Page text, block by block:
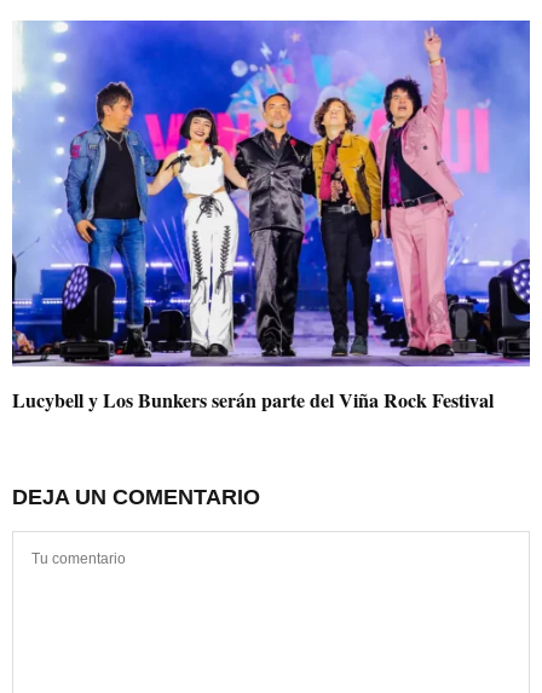
Lucybell y Los Bunkers serán parte del Viña Rock Festival
DEJA UN COMENTARIO